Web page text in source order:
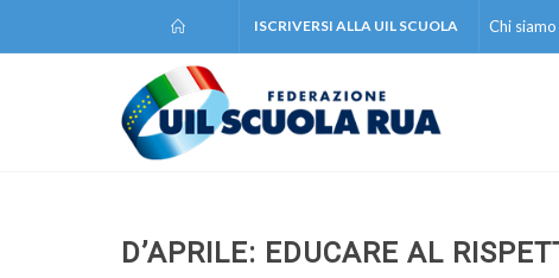
ISCRIVERSI ALLA UIL SCUOLA Chi siamo
D’APRILE: EDUCARE AL